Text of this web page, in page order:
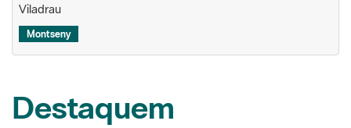
Viladrau
Montseny
Destaquem